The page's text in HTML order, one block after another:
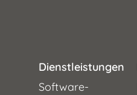
Dienstleistungen
Software-